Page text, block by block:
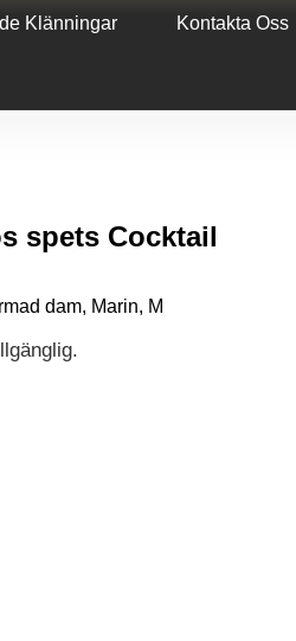
Klänningar Kontakta Oss
spets Cocktail
dam, Marin, M